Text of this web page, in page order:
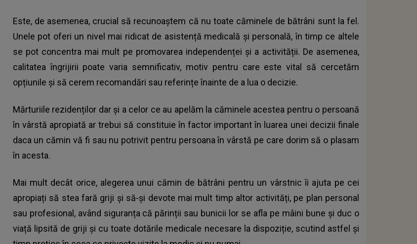
Este, de asemenea, crucial să recunoaștem că nu toate căminele de bătrâni sunt la fel.
Unele pot oferi un nivel mai ridicat de asistență medicală și personală, în timp ce altele
se pot concentra mai mult pe promovarea independenței și a activității. De asemenea,
calitatea îngrijirii poate varia semnificativ, motiv pentru care este vital să cercetăm
opțiunile și să cerem recomandări sau referințe înainte de a lua o decizie.
Mărturiile rezidenților dar și a celor ce au apelăm la căminele acestea pentru o persoană
în vârstă apropiată ar trebui să constituie în factor important în luarea unei decizii finale
daca un cămin vă fi sau nu potrivit pentru persoana în vârstă pe care dorim să o plasam
în acesta.
Mai mult decât orice, alegerea unui cămin de bătrâni pentru un vârstnic îi ajuta pe cei
apropiați să stea fară griji și să-și devote mai mult timp altor activități, pe plan personal
sau profesional, având siguranța că părinții sau bunicii lor se afla pe mâini bune și duc o
viață lipsită de griji și cu toate dotările medicale necesare la dispoziție, scutind astfel și